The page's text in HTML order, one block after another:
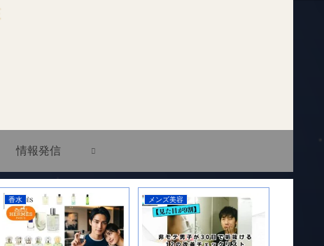
情報発信
アーティスト アーティスト